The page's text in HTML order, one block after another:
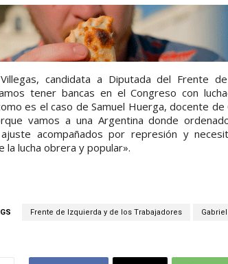
candidata a Diputada del Frente
tener bancas en el Congreso con
es el caso de Samuel Huerga, docente
vamos a una Argentina donde
acompañados por represión y
la lucha obrera y popular».
Frente de Izquierda y de los Trabajadores